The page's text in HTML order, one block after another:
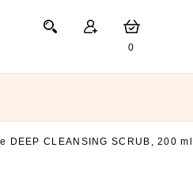
0
CLEANSING SCRUB, 200 ml